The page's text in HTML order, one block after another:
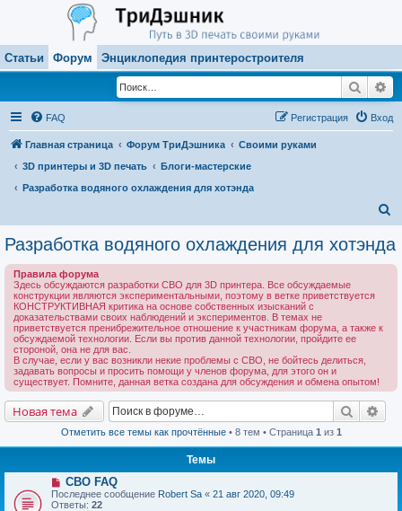
Статьи Форум Энциклопедия принтеростроителя
Поиск
FAQ Вход
Регистрация
Главная страница Форум ТриДэшника
Своими руками
3D принтеры и 3D печать
Блоги-мастерские
Разработка водяного охлаждения для хотэнда
и
Разработка водяного охлаждения для хотэнда
Правила форума
Здесь обсуждаются разработки СВО для 3D принтера. Все обсуждаемые
конструкции являются экспериментальными, поэтому в ветке приветствуется
КОНСТРУКТИВНАЯ критика на основе собственных изысканий с
доказательствами своих наблюдений и экспериментов. В темах не
приветствуется пренибрежительное отношение к участникам форума, а также к
обсуждаемой технологии. Если вы против данной технологии, пройдите ее
стороной, она не для вас.
В случае, если у вас возникли некие проблемы с СВО, не бойтесь делиться,
задавать вопросы и просить помощи у членов форума, для этого он и
существует. Помните, данная ветка создана для обсуждения и обмена опытом!
Новая тема Поиск
Отметить все темы как прочтённые• 8 тем • Страница 1 из 1
Темы
СВО FAQ
Последнее сообщение Robert Sa « 21 авг 2020, 09:49
Ответы: 22